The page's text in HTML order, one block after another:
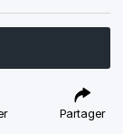
Partager